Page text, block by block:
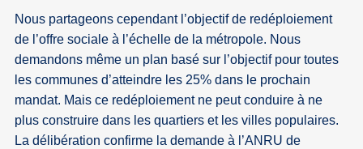
Nous partageons cependant l’objectif de redéploiement
de l’offre sociale à l’échelle de la métropole. Nous
demandons même un plan basé sur l’objectif pour toutes
les communes d’atteindre les 25% dans le prochain
mandat. Mais ce redéploiement ne peut conduire à ne
plus construire dans les quartiers et les villes populaires.
La délibération confirme la demande à l’ANRU de